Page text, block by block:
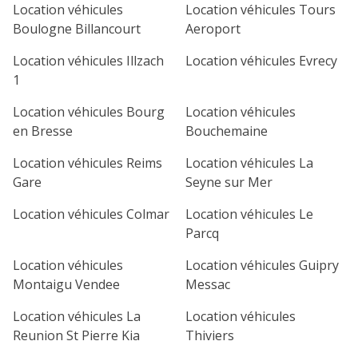
Location véhicules
Boulogne Billancourt
Location véhicules Tours
Aeroport
Location véhicules Illzach
1
Location véhicules Evrecy
Location véhicules Bourg
en Bresse
Location véhicules
Bouchemaine
Location véhicules Reims
Gare
Location véhicules La
Seyne sur Mer
Location véhicules Colmar
Location véhicules Le
Parcq
Location véhicules
Montaigu Vendee
Location véhicules Guipry
Messac
Location véhicules La
Reunion St Pierre Kia
Location véhicules
Thiviers